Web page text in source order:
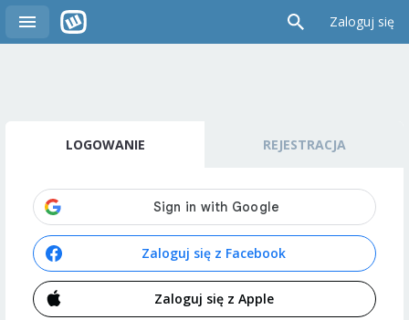
Zaloguj się
LOGOWANIE REJESTRACJA
Zaloguj się z Facebook
Zaloguj się z Apple